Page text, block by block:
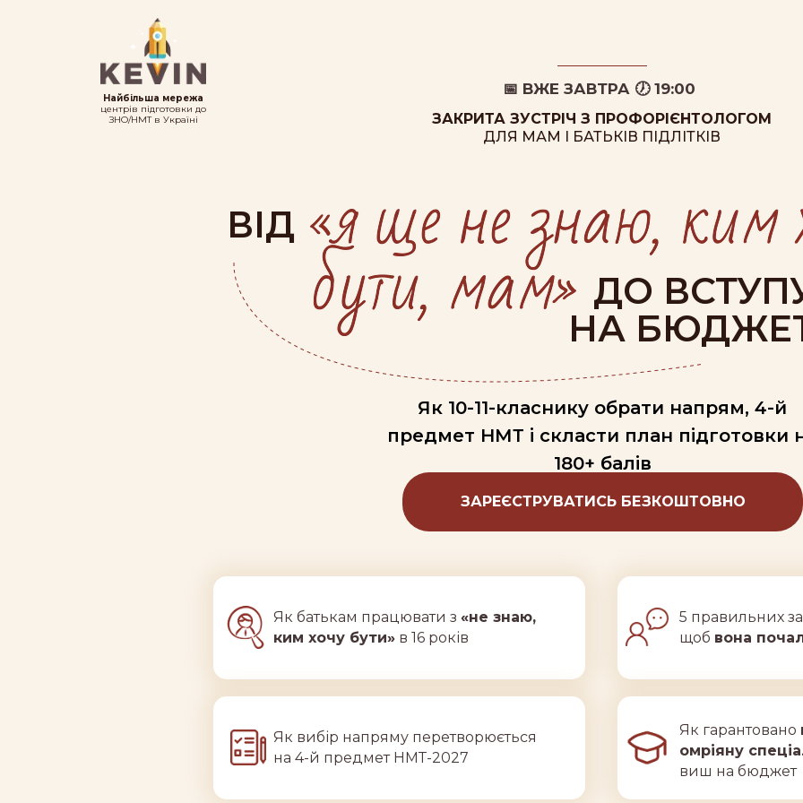
ВІД
ДО
НА
📅 ВЖЕ ЗАВТРА 🕖 19:00
Як батькам працювати з «не знаю,
ким хочу бути» в 16 років
Найбільша мережа
центрів підготовки до
ЗНО/НМТ в Україні
ЗАРЕЄСТРУВАТИСЬ БЕЗКОШТОВНО
ЗАКРИТА ЗУСТРІЧ З ПРОФОРІЄНТОЛОГОМ
ДЛЯ МАМ І БАТЬКІВ ПІДЛІТКІВ
Як 10-11-класнику обрати напрям, 4-й
предмет НМТ і скласти план підготовки
180+ балів
5 правильних
щоб вона
Як вибір напряму перетворюється
на 4-й предмет НМТ-2027
Як гарантовано
омріяну
виш на бюджет